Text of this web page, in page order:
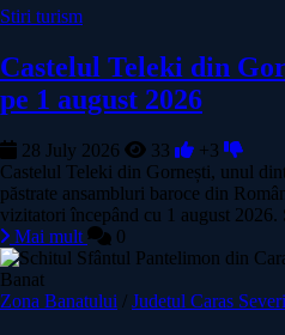
Stiri turism
Castelul Teleki din
pe 1 august 2026
28 July 2026 33
+3
Castelul Teleki din Gornești, unul
păstrate ansambluri baroce din
vizitatori începând cu 1 august 2026.
Mai mult
0
Banat
Zona Banatului / Judetul Caras